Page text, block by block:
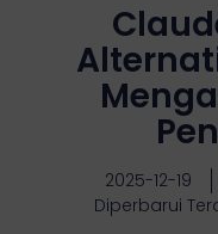
2025-12-19
Diperbarui